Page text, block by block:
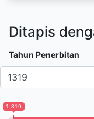
Ditapis
Tahun Penerbitan
1 319